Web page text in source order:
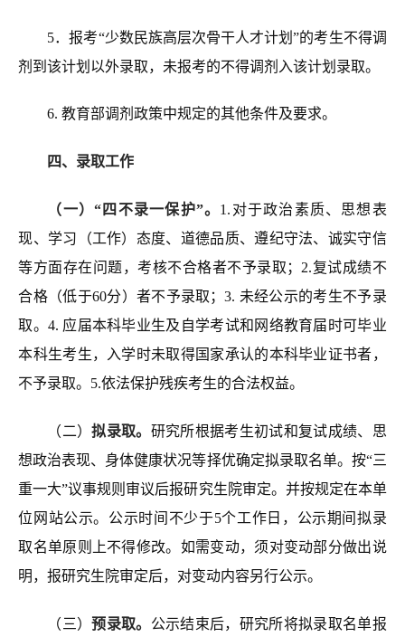
5．报考“少数民族高层次骨干人才计划”的考生不得调
剂到该计划以外录取，未报考的不得调剂入该计划录取。
6.教育部调剂政策中规定的其他条件及要求。
四、 录取工作
（一）“四不录一保护”。 1.对于政治素质、思想表
现、学习（工作）态度、道德品质、遵纪守法、诚实守信
等方面存在问题，考核不合格者不予录取；2.复试成绩不
合格（低于60分）者不予录取；3. 未经公示的考生不予录
取。4. 应届本科毕业生及自学考试和网络教育届时可毕业
本科生考生，入学时未取得国家承认的本科毕业证书者，
不予录取。5.依法保护残疾考生的合法权益。
（二）拟录取。 研究所根据考生初试和复试成绩、思
想政治表现、身体健康状况等择优确定拟录取名单。按“三
重一大”议事规则审议后报研究生院审定。并按规定在本单
位网站公示。公示时间不少于5个工作日，公示期间拟录
取名单原则上不得修改。如需变动，须对变动部分做出说
明，报研究生院审定后，对变动内容另行公示。
（三）预录取。 公示结束后，研究所将拟录取名单报